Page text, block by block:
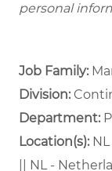
personal
Job Family:
Division:
Department: ​
Location(s):NL
|| NL -